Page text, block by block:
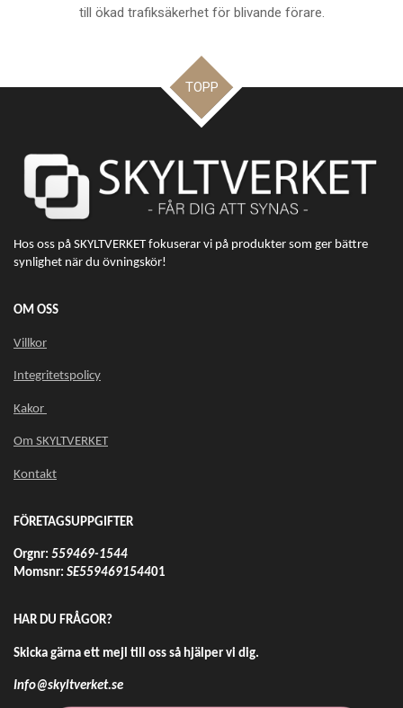
till ökad trafiksäkerhet för blivande förare.
TOPP
Hos oss på SKYLTVERKET fokuserar vi på produkter som ger bättre
synlighet när du övningskör!
OM OSS
Villkor
Integritetspolicy
Kakor
Om SKYLTVERKET
Kontakt
FÖRETAGSUPPGIFTER
Orgnr: 559469-1544
Momsnr: SE559469154401
HAR DU FRÅGOR?
Skicka gärna ett mejl till oss så hjälper vi dig.
Info@skyltverket.se